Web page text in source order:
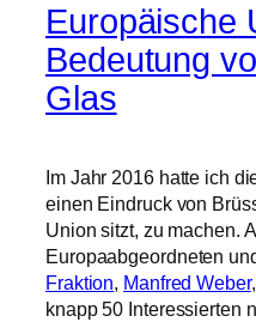
Europäische
Bedeutung
Glas
Im Jahr 2016 hatte ich
einen Eindruck von
Union sitzt, zu machen.
Europaabgeordneten
Fraktion, Manfred Weber
knapp 50 Interessierten